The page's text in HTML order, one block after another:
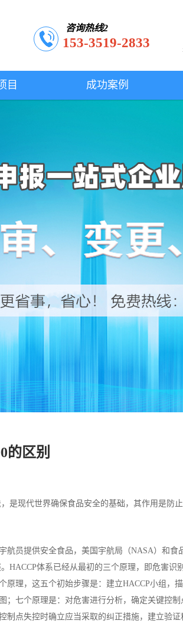
咨询热线2
153-3519-2833
目 成功案例
的区别
是现代世界确保食品安全的基础，其作用是防
航员提供安全食品，美国宇航局（NASA）和
HACCP体系已经从最初的三个原理，即危害
原理，这五个初始步骤是：建立HACCP小组，
；七个原理是：对危害进行分析，确定关键控
制点失控时确立应当采取的纠正措施，建立验